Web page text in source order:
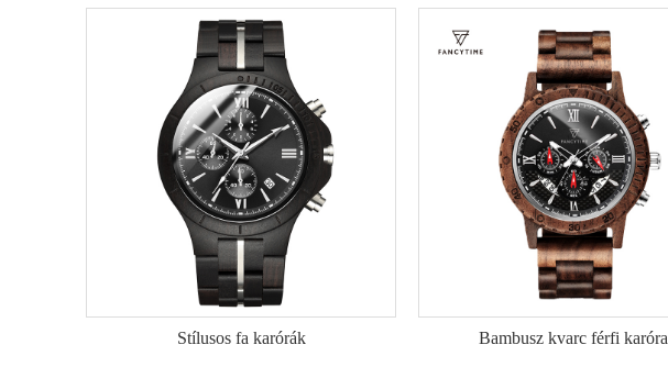
Stílusos fa karórák Bambusz kvarc férfi karóra